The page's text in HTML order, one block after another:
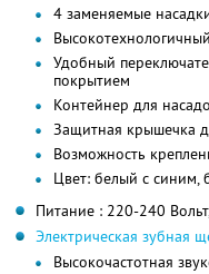
4 заменяемые
Удобный
покрытием
Контейнер для
Защитная крышечка
Возможность
Цвет: белый с синим,
Питание : 220-240
Электрическая зубная
Высокочастотная